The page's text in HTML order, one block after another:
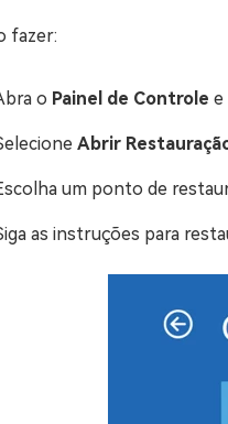
fazer:
o Painel de Controle e
Abrir
um ponto de
as instruções para